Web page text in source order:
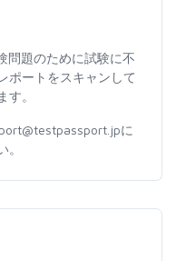
問題のために試験に不
ポートをスキャンして
。
に